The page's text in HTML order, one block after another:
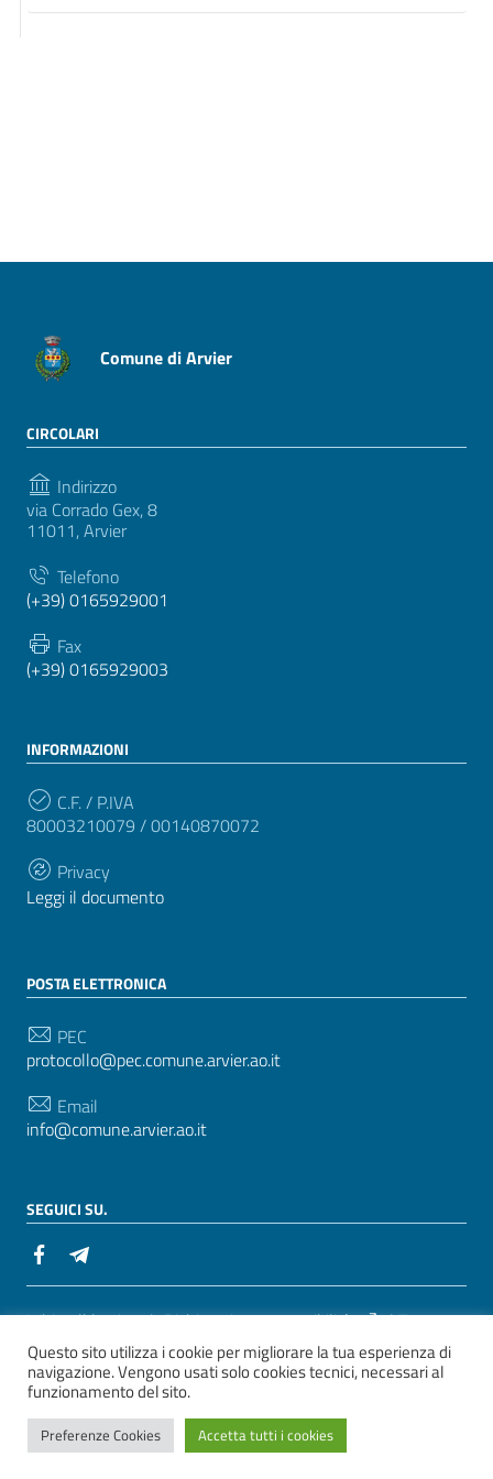
Comune di Arvier
CIRCOLARI
Indirizzo
via Corrado Gex, 8
11011, Arvier
Telefono
(+39) 0165929001
Fax
(+39) 0165929003
INFORMAZIONI
C.F. / P.IVA
80003210079 / 00140870072
Privacy
Leggi il documento
POSTA ELETTRONICA
PEC
protocollo@pec.comune.arvier.ao.it
Email
info@comune.arvier.ao.it
SEGUICI SU.
Sezione Link Utili
Whistelblowing | Dichiarazione accessibilità
| Tema
grafico ItaliaWP2 | Basato sul Prototipo per siti PA di
AgID
ver. 2
Questo sito utilizza i cookie per migliorare la tua esperienza di
navigazione. Vengono usati solo cookies tecnici, necessari al
funzionamento del sito.
Preferenze Cookies Accetta tutti i cookies